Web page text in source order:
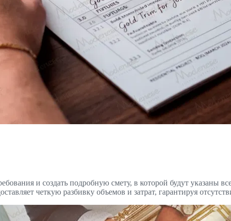
и создать подробную смету, в которой будут указаны
четкую разбивку объемов и затрат, гарантируя